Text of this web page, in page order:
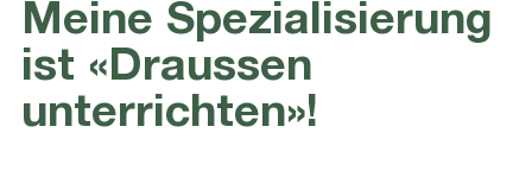
Meine Spezialisierung
ist «Draussen
unterrichten»!